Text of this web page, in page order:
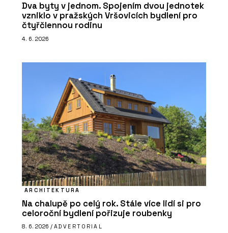
Dva byty v jednom. Spojením dvou jednotek
vzniklo v pražských Vršovicích bydlení pro
čtyřčlennou rodinu
4. 6. 2026
ARCHITEKTURA
Na chalupě po celý rok. Stále více lidí si pro
celoroční bydlení pořizuje roubenky
8. 6. 2026 / ADVERTORIAL